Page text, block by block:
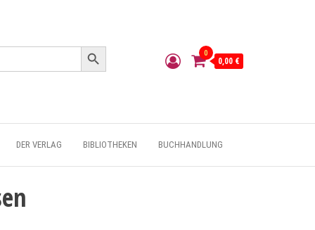
Search Button
0
0,00 €
DER VERLAG BIBLIOTHEKEN BUCHHANDLUNG